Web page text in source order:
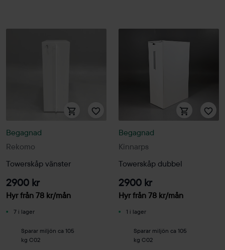
Rekomo
Begagnad
Towerskåp vänster
2900 kr
Hyr från 78 kr/mån
7 i lager
Sparar miljön ca 105
kg C02
Kinnarps
Begagnad
Towerskåp dubbel
2900 kr
Hyr från 78 kr/mån
1 i lager
Sparar miljön ca 105
kg C02